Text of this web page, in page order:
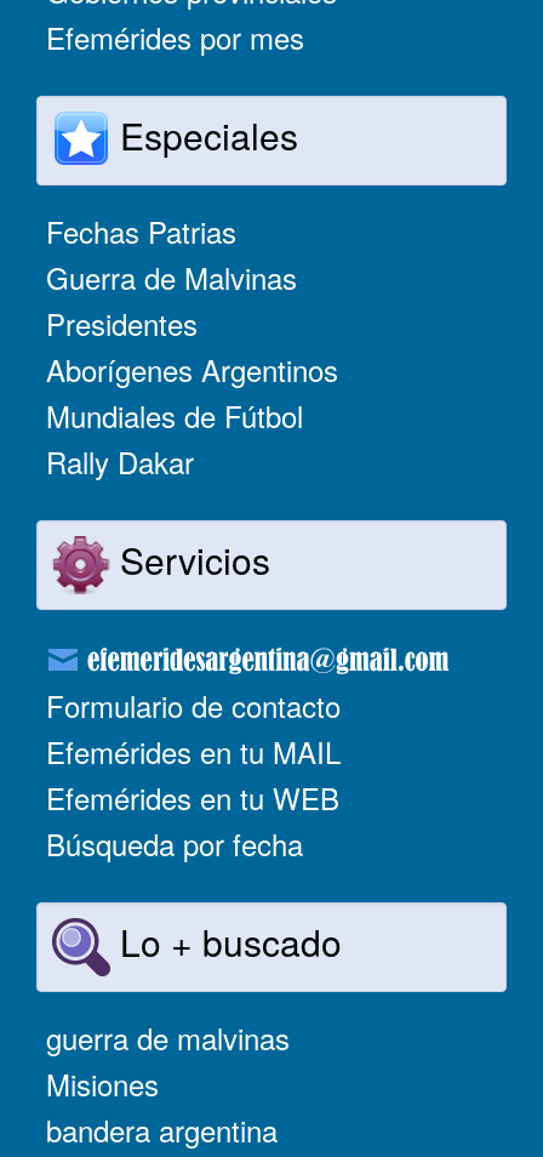
Efemérides por mes
Especiales
Fechas Patrias
Guerra de Malvinas
Presidentes
Aborígenes Argentinos
Mundiales de Fútbol
Rally Dakar
Servicios
Formulario de contacto
Efemérides en tu MAIL
Efemérides en tu WEB
Búsqueda por fecha
Lo + buscado
guerra de malvinas
Misiones
bandera argentina